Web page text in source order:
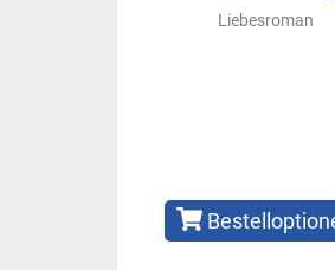
Liebesroman